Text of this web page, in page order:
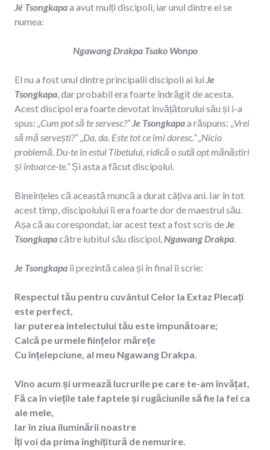
Jé Tsongkapaa avut mulți discipoli, iar unul dintre ei se
numea:
Ngawang Drakpa Tsako Wonpo
El nu a fost unul dintre principalii discipoli ai lui Je
Tsongkapa, dar probabil era foarte îndrăgit de acesta.
Acest discipol era foarte devotat învățătorului său și i-a
spus: „Cum pot să te servesc?”Je Tsongkapaa răspuns: „Vrei
să mă servești?”„Da, da. Este tot ce îmi doresc.” „Nicio
problemă. Du-te în estul Tibetului, ridică o sută opt mănăstiri
și întoarce-te.”Și asta a făcut discipolul.
Bineînțeles că această muncă a durat câțiva ani. Iar în tot
acest timp, discipolului îi era foarte dor de maestrul său.
Așa că au corespondat, iar acest text a fost scris deJe
Tsongkapacătre iubitul său discipol,Ngawang Drakpa.
Je Tsongkapaîi prezintă calea și în final îi scrie:
Respectul tău pentru cuvântul Celor la Extaz Plecați
este perfect,
Iar puterea intelectului tău este impunătoare;
Calcă pe urmele ființelor mărețe
Cu înțelepciune, al meu Ngawang Drakpa.
Vino acum și urmează lucrurile pe care te-am învățat,
Fă ca în viețile tale faptele și rugăciunile să fie la fel ca
ale mele,
Iar în ziua iluminării noastre
Îți voi da prima înghițitură de nemurire.